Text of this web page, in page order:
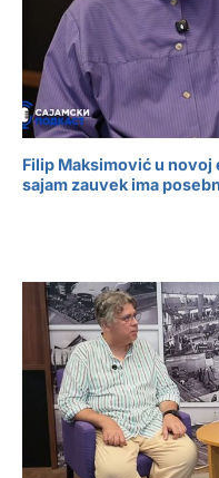
Filip Maksimović u
sajam zauvek ima